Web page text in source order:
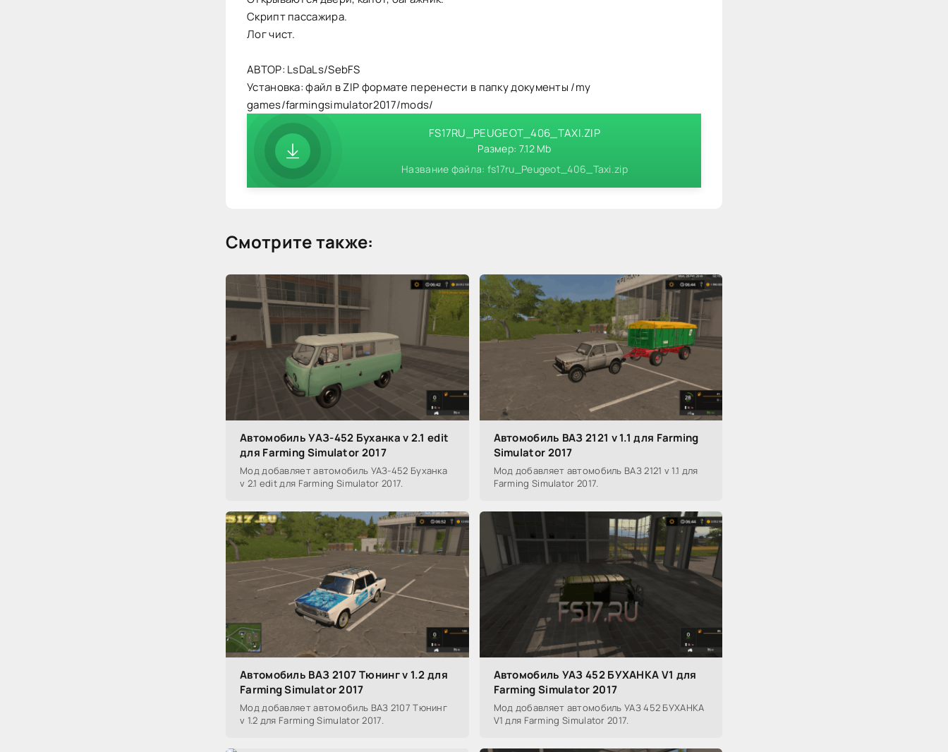
Скрипт пассажира.
Лог чист.
АВТОР: LsDaLs/SebFS
Установка: файл в ZIP формате перенести в папку документы /my
games/farmingsimulator2017/mods/
FS17RU_PEUGEOT_406_TAXI.ZIP
Размер: 7.12 Mb
Название файла: fs17ru_Peugeot_406_Taxi.zip
Смотрите также:
Автомобиль УАЗ-452 Буханка v 2.1 edit
для Farming Simulator 2017
Мод добавляет автомобиль УАЗ-452 Буханка
v 2.1 edit для Farming Simulator 2017.
Автомобиль ВАЗ 2121 v 1.1 для Farming
Simulator 2017
Мод добавляет автомобиль ВАЗ 2121 v 1.1 для
Farming Simulator 2017.
Автомобиль ВАЗ 2107 Тюнинг v 1.2 для
Farming Simulator 2017
Мод добавляет автомобиль ВАЗ 2107 Тюнинг
v 1.2 для Farming Simulator 2017.
Автомобиль УАЗ 452 БУХАНКА V1 для
Farming Simulator 2017
Мод добавляет автомобиль УАЗ 452 БУХАНКА
V1 для Farming Simulator 2017.